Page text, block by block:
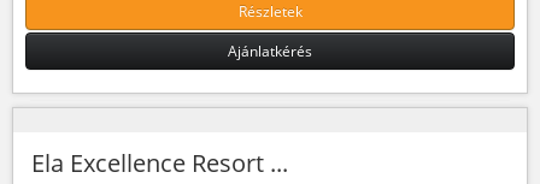
Részletek
Ajánlatkérés
Ela Excellence Resort ...